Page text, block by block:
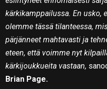
kärkikamppailussa. En usko,
olemme tässä tilanteessa,
pärjänneet mahtavasti ja
eteen, että voimme nyt
kärkijoukkueita vastaan,
Brian Page.